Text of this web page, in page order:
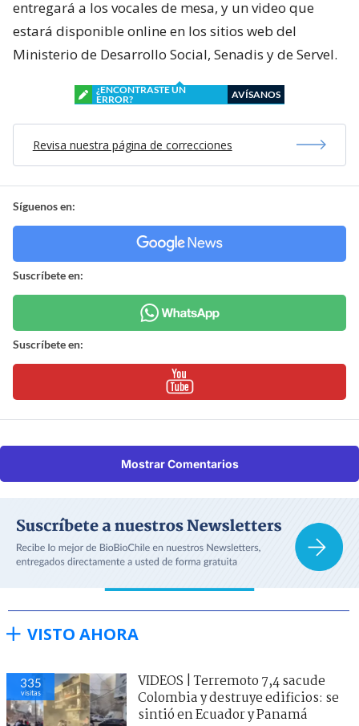
entregará a los vocales de mesa, y un video que
estará disponible online en los sitios web del
Ministerio de Desarrollo Social, Senadis y de Servel.
¿ENCONTRASTE UN
ERROR?
AVÍSANOS
Revisa nuestra página de correcciones
Síguenos en:
Suscríbete en:
Suscríbete en:
Mostrar Comentarios
VISTO AHORA
335
visitas
VIDEOS | Terremoto 7,4 sacude
Colombia y destruye edificios: se
sintió en Ecuador y Panamá